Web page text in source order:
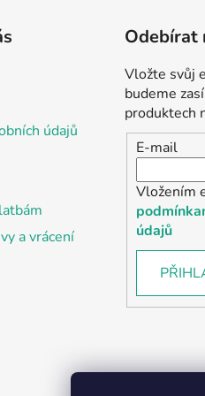
údajů
a vrácení
Odebírat
Vložte svůj
budeme
produktech
E-mail
Vložením
údajů